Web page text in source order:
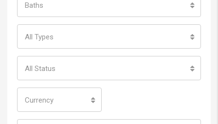
Baths
All Types
All Status
Currency